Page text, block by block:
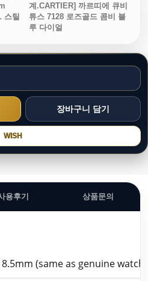
스틸
계.CARTIER] 까르띠에 큐비
튜스 7128 로즈골드 콤비 블
루 다이얼
WISH
용후기 상품문의
(same as genuine watch